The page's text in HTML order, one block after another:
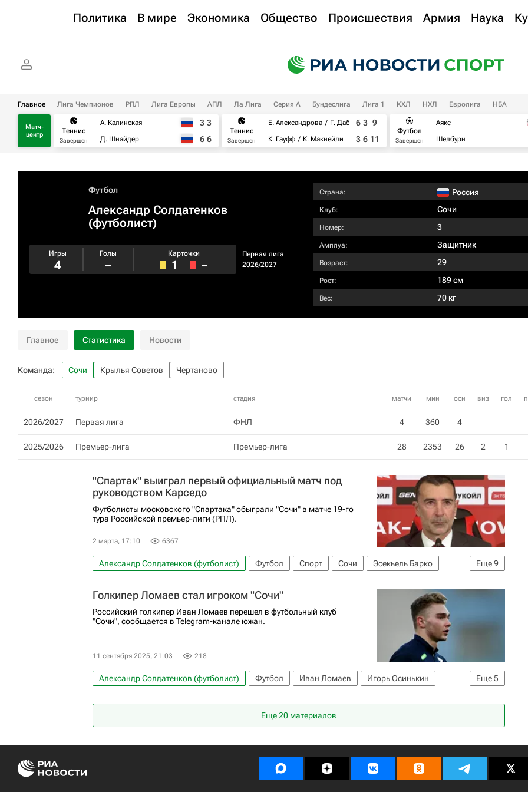
Политика В мире Экономика Общество Происшествия Армия Наука
Главное Лига Чемпионов РПЛ Лига Европы АПЛ Ла Лига Серия А Бундеслига Лига 1 КХЛ НХЛ Евролига НБА
Матч-
центр
Теннис
Завершен
А. Калинская
Д. Шнайдер
3 3
6 6
Теннис
Завершен
Е. Александрова
Г. Дабровски
К. Гауфф
К. Макнейли
6 3 9
3 6 11
Футбол
Завершен
Аякс
Шелбурн
Футбол
Александр Солдатенков
(футболист)
Первая лига
2026/2027
Игры
4
Голы
–
Карточки
1 –
Страна: Россия
Клуб: Сочи
Номер: 3
Амплуа: Защитник
Возраст: 29
Рост: 189 см
Вес: 70 кг
Главное Статистика Новости
Команда: Сочи Крылья Советов Чертаново
сезон турнир стадия матчи мин осн внз гол
2026/2027 Первая лига ФНЛ 4 360 4
2025/2026 Премьер-лига Премьер-лига 28 2353 26 2 1
"Спартак" выиграл первый официальный матч под
руководством Карседо
Футболисты московского "Спартака" обыграли "Сочи" в матче 19-го
тура Российской премьер-лиги (РПЛ).
2 марта, 17:10 6367
Еще9
Александр Солдатенков (футболист) Футбол Спорт Сочи
Эсекьель Барко
Александр Солдатенков
Карлос Карседо
Акрон
РПЛ 2026-2027 (Чемпионат России по футболу)
Спартак Москва
Сочи Балтика
Голкипер Ломаев стал игроком "Сочи"
Российский голкипер Иван Ломаев перешел в футбольный клуб
"Сочи", сообщается в Telegram-канале южан.
11 сентября 2025, 21:03 218
Еще5
Александр Солдатенков (футболист) Футбол Иван Ломаев
Игорь Осинькин
Еще 20 материалов